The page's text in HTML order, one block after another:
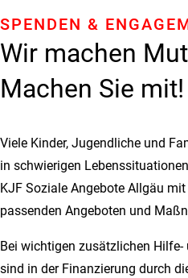
Wir machen
Machen Sie mit!
SPENDEN &
Viele Kinder, Jugendliche und
in schwierigen
KJF Soziale Angebote Allgäu
passenden Angeboten und
Bei wichtigen zusätzlichen
sind in der Finanzierung durch